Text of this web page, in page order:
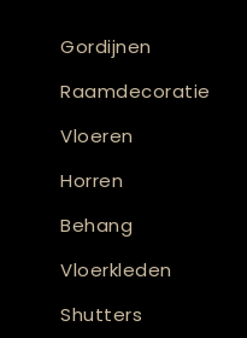
Gordijnen
Raamdecoratie
Vloeren
Horren
Behang
Vloerkleden
Shutters